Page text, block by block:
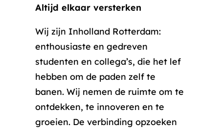
Altijd elkaar versterken
Wij zijn Inholland Rotterdam:
enthousiaste en gedreven
studenten en collega’s, die het lef
hebben om de paden zelf te
banen. Wij nemen de ruimte om te
ontdekken, te innoveren en te
groeien. De verbinding opzoeken